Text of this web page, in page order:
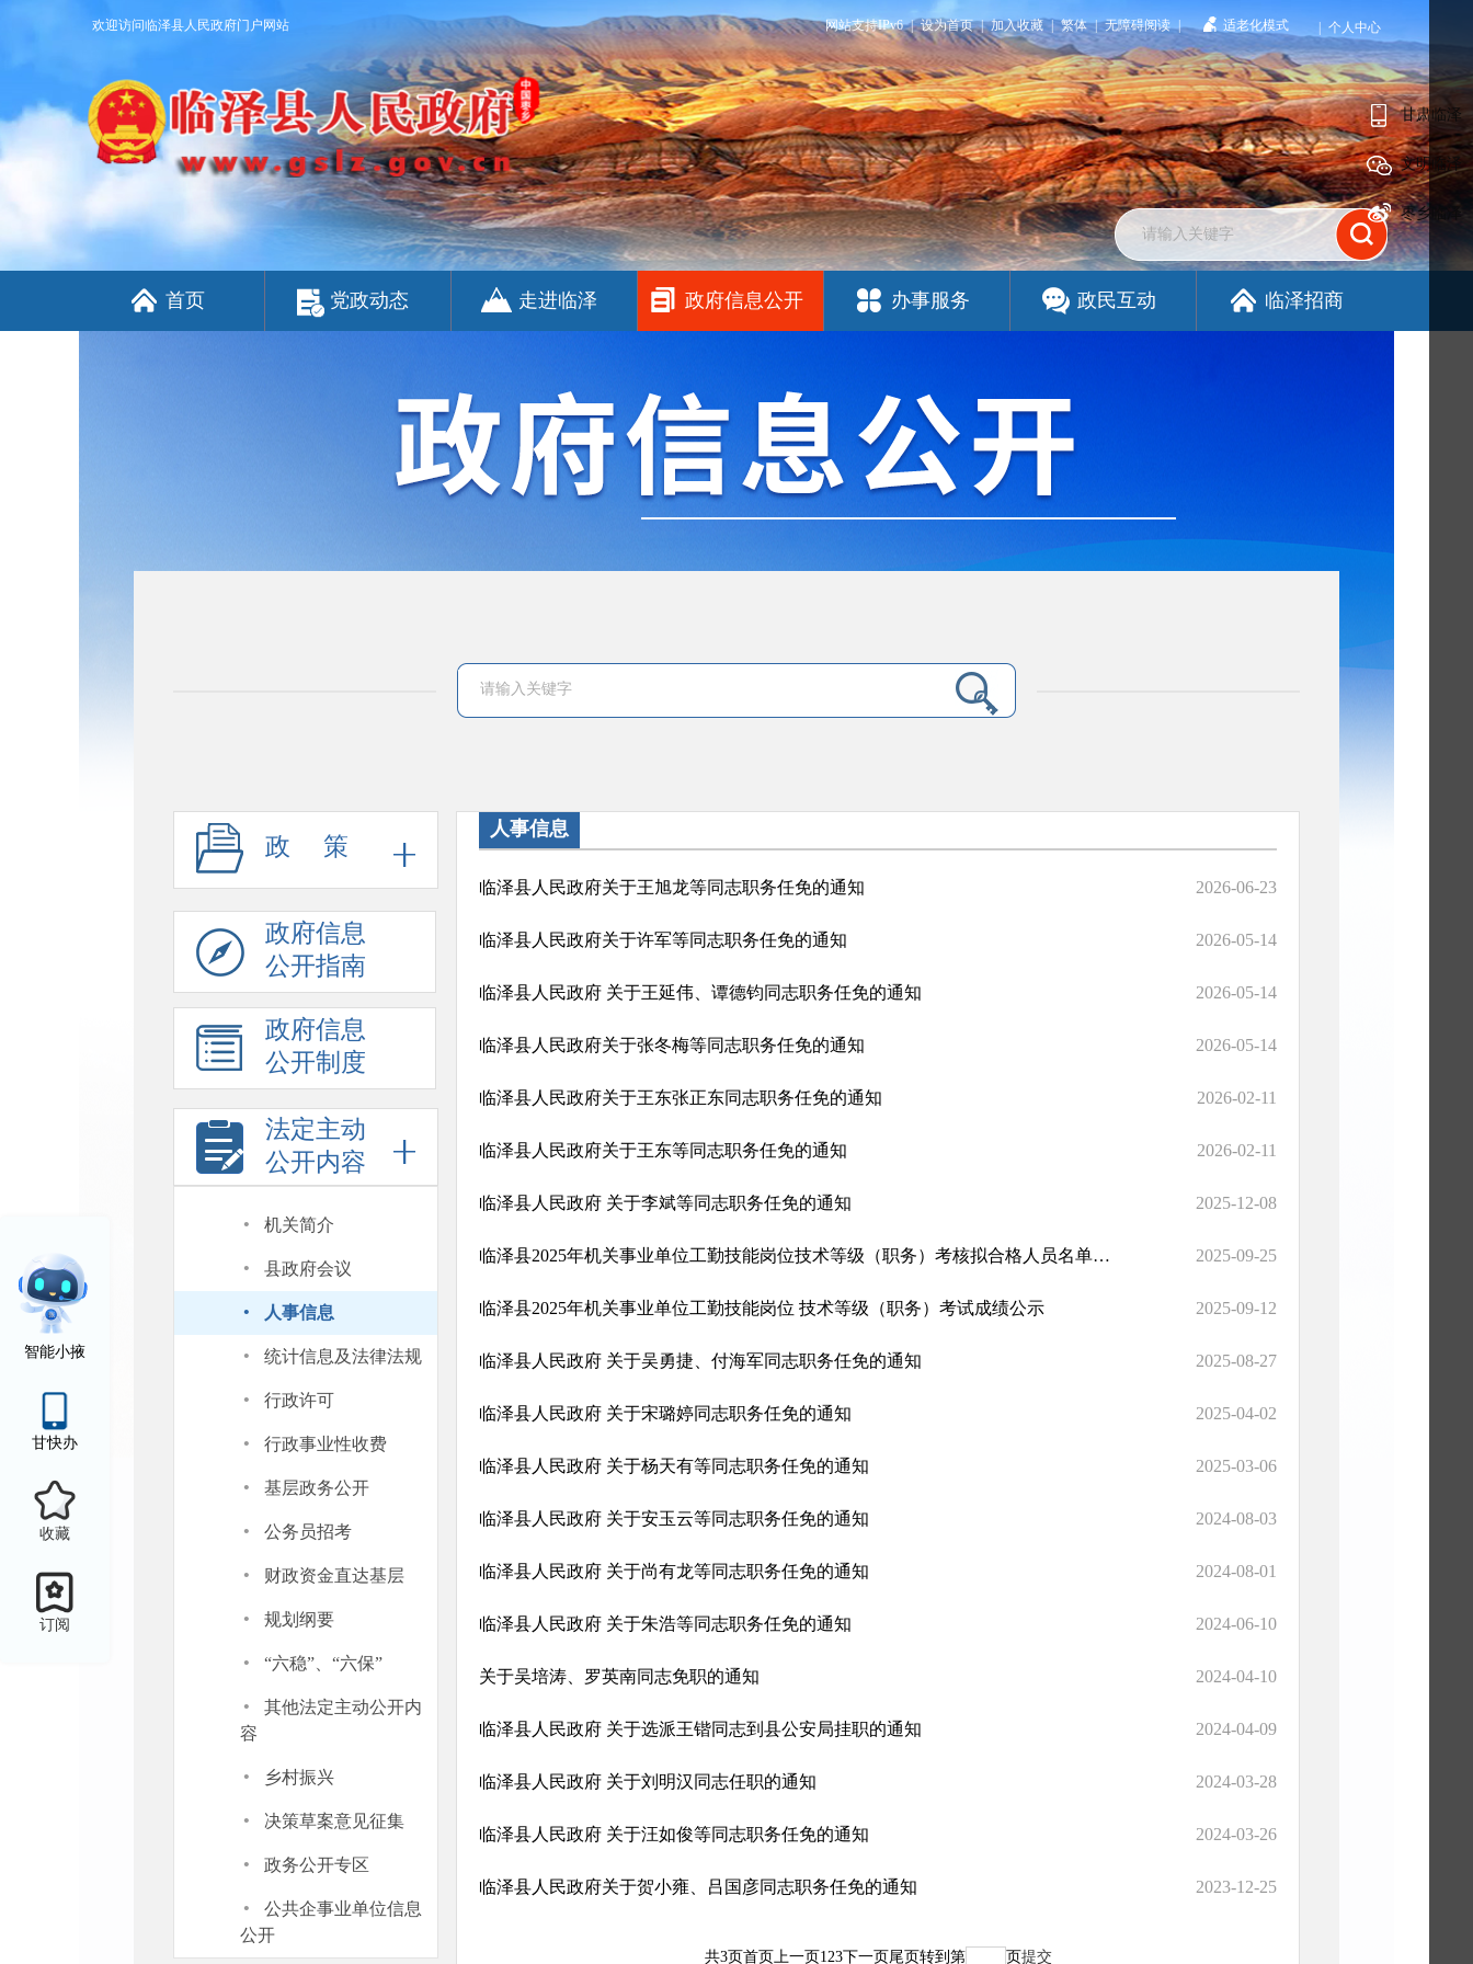
欢迎访问临泽县人民政府门户网站 网站支持IPv6 | 设为首页 | 加入收藏 | 繁体 | 无障碍阅读 | 适老化模式 个人中心
首页 党政动态 走进临泽 政府信息公开 办事服务 政民互动 临泽招商
智能小掖
甘快办
收藏
订阅
政 策
政府信息
公开指南
政府信息
公开制度
法定主动
公开内容
· 机关简介
· 县政府会议
· 人事信息
· 统计信息及法律法规
· 行政许可
· 行政事业性收费
· 基层政务公开
· 公务员招考
· 财政资金直达基层
· 规划纲要
· “六稳”、“六保”
·
其他法定主动公开内
容
· 乡村振兴
· 决策草案意见征集
· 政务公开专区
·
公共企事业单位信息
公开
人事信息
临泽县人民政府关于王旭龙等同志职务任免的通知 2026-06-23
临泽县人民政府关于许军等同志职务任免的通知 2026-05-14
临泽县人民政府 关于王延伟、谭德钧同志职务任免的通知 2026-05-14
临泽县人民政府关于张冬梅等同志职务任免的通知 2026-05-14
临泽县人民政府关于王东张正东同志职务任免的通知 2026-02-11
临泽县人民政府关于王东等同志职务任免的通知 2026-02-11
临泽县人民政府 关于李斌等同志职务任免的通知 2025-12-08
临泽县2025年机关事业单位工勤技能岗位技术等级（职务）考核拟合格人员名单公示 2025-09-25
临泽县2025年机关事业单位工勤技能岗位 技术等级（职务）考试成绩公示 2025-09-12
临泽县人民政府 关于吴勇捷、付海军同志职务任免的通知 2025-08-27
临泽县人民政府 关于宋璐婷同志职务任免的通知 2025-04-02
临泽县人民政府 关于杨天有等同志职务任免的通知 2025-03-06
临泽县人民政府 关于安玉云等同志职务任免的通知 2024-08-03
临泽县人民政府 关于尚有龙等同志职务任免的通知 2024-08-01
临泽县人民政府 关于朱浩等同志职务任免的通知 2024-06-10
关于吴培涛、罗英南同志免职的通知 2024-04-10
临泽县人民政府 关于选派王锴同志到县公安局挂职的通知 2024-04-09
临泽县人民政府 关于刘明汉同志任职的通知 2024-03-28
临泽县人民政府 关于汪如俊等同志职务任免的通知 2024-03-26
临泽县人民政府关于贺小雍、吕国彦同志职务任免的通知 2023-12-25
共3页首页上一页123下一页尾页转到第 页提交
甘肃临泽
文明临泽
枣乡临泽